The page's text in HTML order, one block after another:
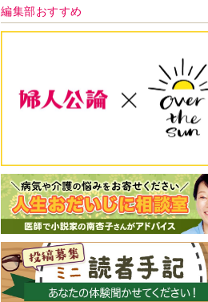
編集部おすすめ